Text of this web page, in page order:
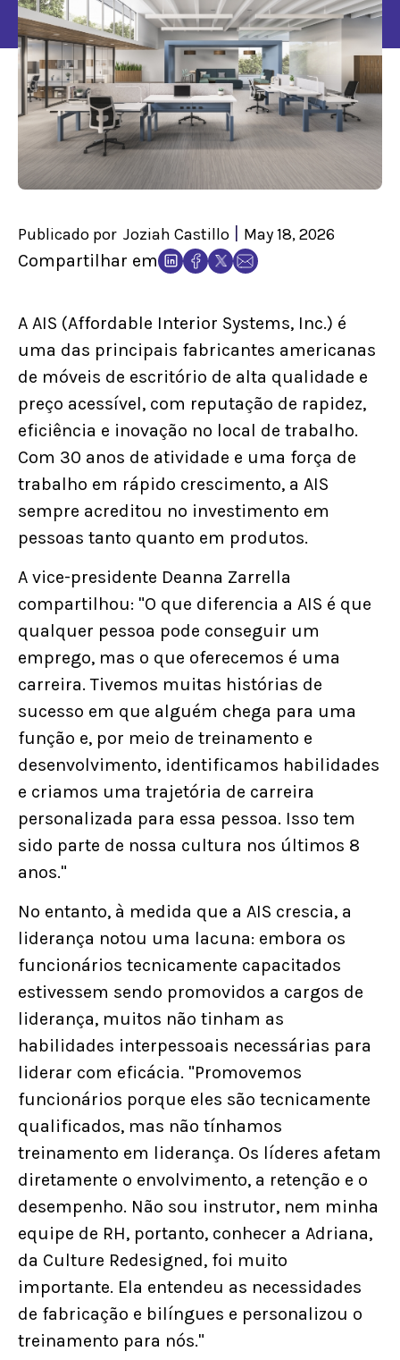
Publicado por Joziah Castillo May 18, 2026
Compartilhar em
A AIS (Affordable Interior Systems, Inc.) é
uma das principais fabricantes americanas
de móveis de escritório de alta qualidade e
preço acessível, com reputação de rapidez,
eficiência e inovação no local de trabalho.
Com 30 anos de atividade e uma força de
trabalho em rápido crescimento, a AIS
sempre acreditou no investimento em
pessoas tanto quanto em produtos.
A vice-presidente Deanna Zarrella
compartilhou: "O que diferencia a AIS é que
qualquer pessoa pode conseguir um
emprego, mas o que oferecemos é uma
carreira. Tivemos muitas histórias de
sucesso em que alguém chega para uma
função e, por meio de treinamento e
desenvolvimento, identificamos habilidades
e criamos uma trajetória de carreira
personalizada para essa pessoa. Isso tem
sido parte de nossa cultura nos últimos 8
anos."
No entanto, à medida que a AIS crescia, a
liderança notou uma lacuna: embora os
funcionários tecnicamente capacitados
estivessem sendo promovidos a cargos de
liderança, muitos não tinham as
habilidades interpessoais necessárias para
liderar com eficácia. "Promovemos
funcionários porque eles são tecnicamente
qualificados, mas não tínhamos
treinamento em liderança. Os líderes afetam
diretamente o envolvimento, a retenção e o
desempenho. Não sou instrutor, nem minha
equipe de RH, portanto, conhecer a Adriana,
da Culture Redesigned, foi muito
importante. Ela entendeu as necessidades
de fabricação e bilíngues e personalizou o
treinamento para nós."